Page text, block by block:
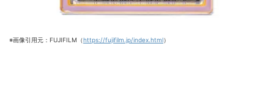
※画像引用元：FUJIFILM（https://fujifilm.jp/index.html）